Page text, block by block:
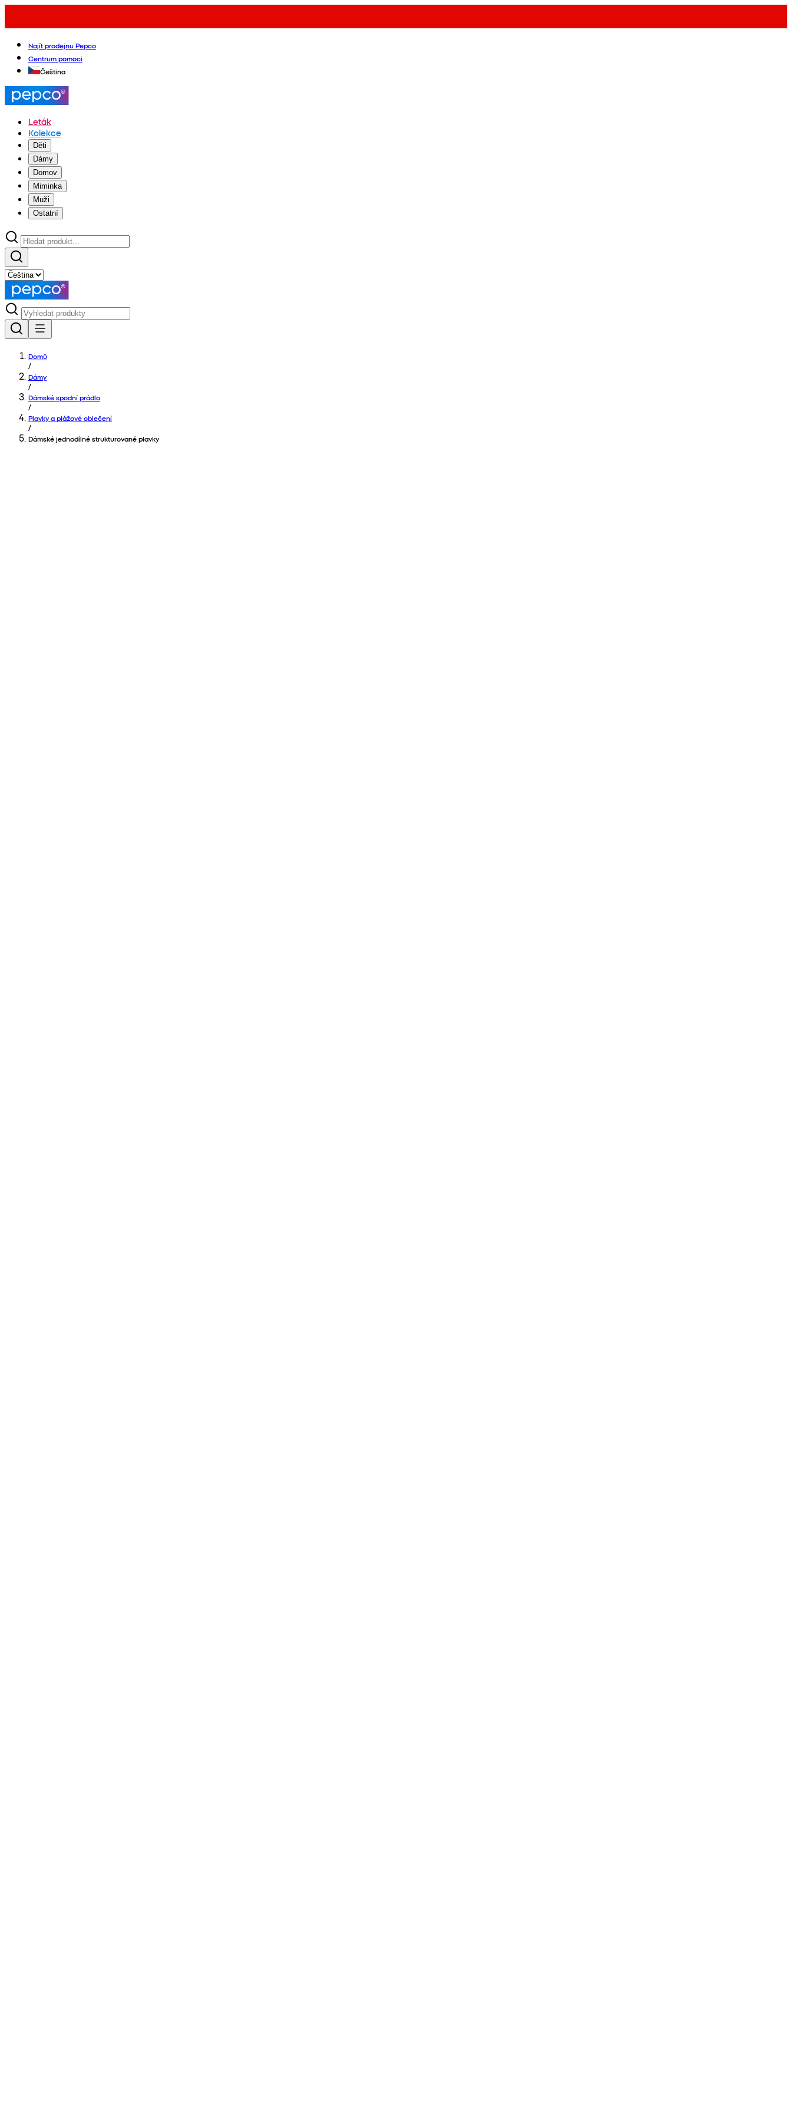
Najít prodejnu Pepco
Centrum pomoci
Čeština
Leták
Kolekce
Děti
Dámy
Domov
Miminka
Muži
Ostatní
Domů
/
Dámy
/
Dámské spodní prádlo
/
Plavky a plážové oblečení
/
Dámské jednodílné strukturované plavky